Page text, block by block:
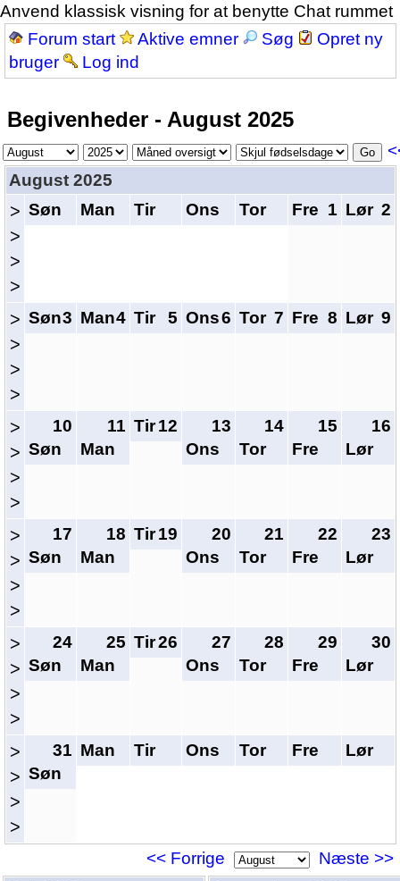
Anvend klassisk visning for at benytte Chat rummet
Forum start
Aktive emner Søg
Opret ny
bruger
Log ind
Begivenheder - August 2025
August 2025
>
>
>
>
Søn Man Tir Ons Tor 1
Fre 2
Lør
>
>
>
>
3
Søn 4
Man 5
Tir 6
Ons 7
Tor 8
Fre 9
Lør
>
>
>
>
10
Søn
11
Man
12
Tir
13
Ons
14
Tor
15
Fre
16
Lør
>
>
>
>
17
Søn
18
Man
19
Tir
20
Ons
21
Tor
22
Fre
23
Lør
>
>
>
>
24
Søn
25
Man
26
Tir
27
Ons
28
Tor
29
Fre
30
Lør
>
>
>
>
31
Søn
Man Tir Ons Tor Fre Lør
<< Forrige
Næste >>